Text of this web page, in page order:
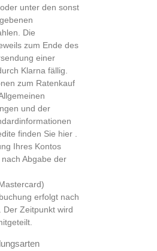
unter den sonst
Die
zum Ende des
einer
Klarna fällig.
zum Ratenkauf
und der
finden Sie hier .
Ihres Kontos
Abgabe der
erfolgt nach
Der Zeitpunkt wird